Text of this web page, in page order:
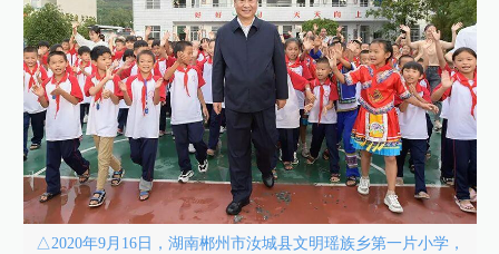
△2020年9月16日，湖南郴州市汝城县文明瑶族乡第一片小学，